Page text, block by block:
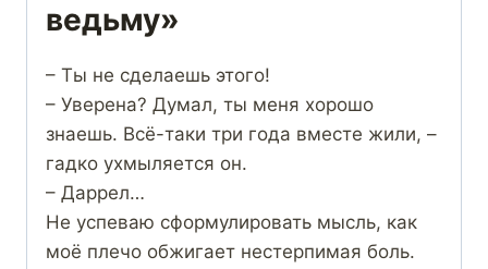
ведьму»
– Ты не сделаешь этого!
– Уверена? Думал, ты меня хорошо
знаешь. Всё-таки три года вместе жили, –
гадко ухмыляется он.
– Даррел…
Не успеваю сформулировать мысль, как
моё плечо обжигает нестерпимая боль.